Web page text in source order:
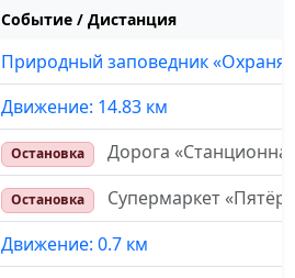
Событие / Дистанция
Природный заповедник
Движение: 14.83 км
Остановка
Дорога
Остановка
Супермаркет
Движение: 0.7 км